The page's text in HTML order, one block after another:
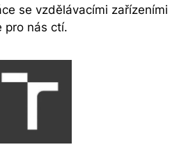
se vzdělávacími zařízeními
pro nás ctí.